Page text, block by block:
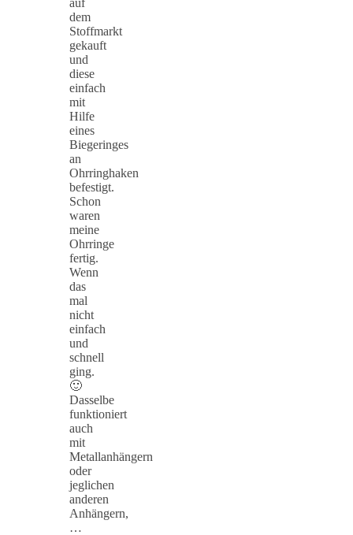
dem
Stoffmarkt
gekauft
und
diese
einfach
mit
Hilfe
eines
Biegeringes
an
Ohrringhaken
befestigt.
Schon
waren
meine
Ohrringe
fertig.
Wenn
das
mal
nicht
einfach
und
schnell
ging.
🙂
Dasselbe
funktioniert
auch
mit
Metallanhängern
oder
jeglichen
anderen
Anhängern,
…